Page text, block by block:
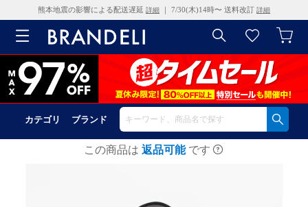
熊本地震の影響による配送遅延 詳細 ｜ 7/30(木)14時〜 送料改訂 詳細
カテゴリ ブランド
この商品は 返品可能 です